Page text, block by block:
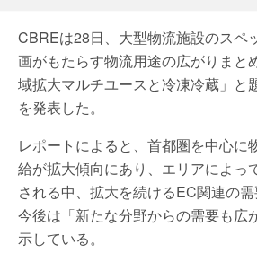
CBREは28日、大型物流施設のスペ
画がもたらす物流用途の広がりまと
域拡大マルチユースと冷凍冷蔵」と
を発表した。
レポートによると、首都圏を中心に
給が拡大傾向にあり、エリアによっ
される中、拡大を続けるEC関連の需
今後は「新たな分野からの需要も広
示している。